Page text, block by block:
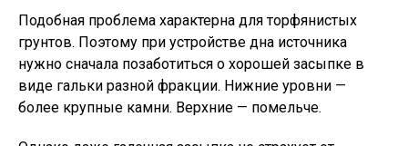
Подобная проблема характерна для торфянистых
грунтов. Поэтому при устройстве дна источника
нужно сначала позаботиться о хорошей засыпке в
виде гальки разной фракции. Нижние уровни —
более крупные камни. Верхние — помельче.